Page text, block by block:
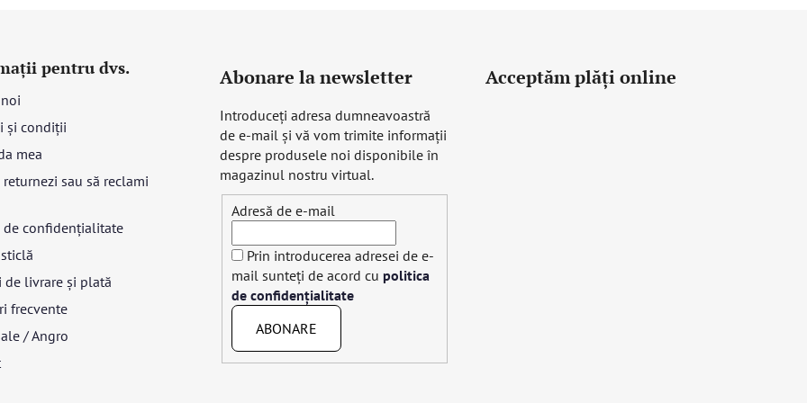
pentru dvs.
și condiții
mea
returnezi sau să reclami
de confidențialitate
de livrare și plată
frecvente
/ Angro
Abonare la newsletter
Introduceţi adresa dumneavoastră
de e-mail şi vă vom trimite informaţii
despre produsele noi disponibile în
magazinul nostru virtual.
Adresă de e-mail
Prin introducerea adresei de e-
mail sunteți de acord cu politica
de confidențialitate
ABONARE
Acceptăm plăţi online